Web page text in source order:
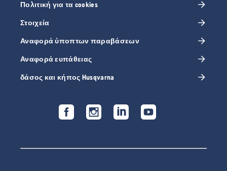
Πολιτική για τα cookies
Στοιχεία
Αναφορά ύποπτων παραβάσεων
Αναφορά ευπάθειας
δάσος και κήπος Husqvarna